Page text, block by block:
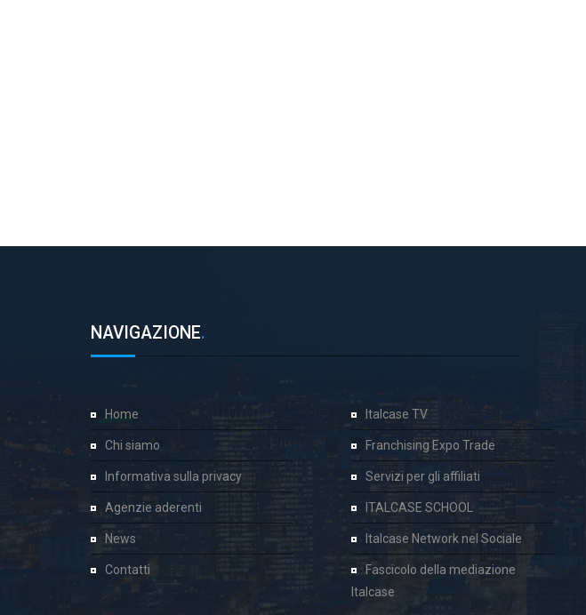
NAVIGAZIONE.
Home
Chi siamo
Informativa sulla privacy
Agenzie aderenti
News
Contatti
Italcase TV
Franchising Expo Trade
Servizi per gli affiliati
ITALCASE SCHOOL
Italcase Network nel Sociale
Fascicolo della mediazione
Italcase